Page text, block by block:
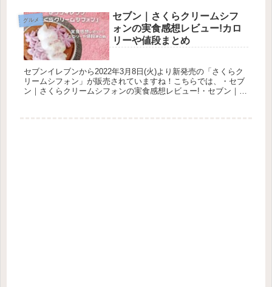
グルメ
セブン｜さくらクリームシフ
ォンの実食感想レビュー!カロ
リーや値段まとめ
セブンイレブンから2022年3月8日(火)より新発売の「さくらク
リームシフォン」が販売されていますね！こちらでは、・セブ
ン｜さくらクリームシフォンの実食感想レビュー!・セブン｜さ